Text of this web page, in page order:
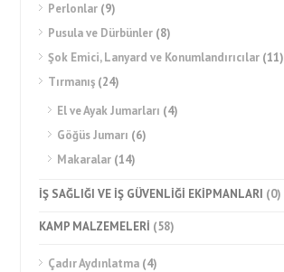
Perlonlar (9)
Pusula ve Dürbünler (8)
Şok Emici, Lanyard ve Konumlandırıcılar (11)
Tırmanış (24)
El ve Ayak Jumarları (4)
Göğüs Jumarı (6)
Makaralar (14)
İŞ SAĞLIĞI VE İŞ GÜVENLİĞİ EKİPMANLARI (0)
KAMP MALZEMELERİ (58)
Çadır Aydınlatma (4)